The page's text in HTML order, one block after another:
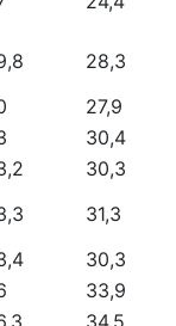
28,3
27,9
30,4
30,3
31,3
30,3
33,9
34,5